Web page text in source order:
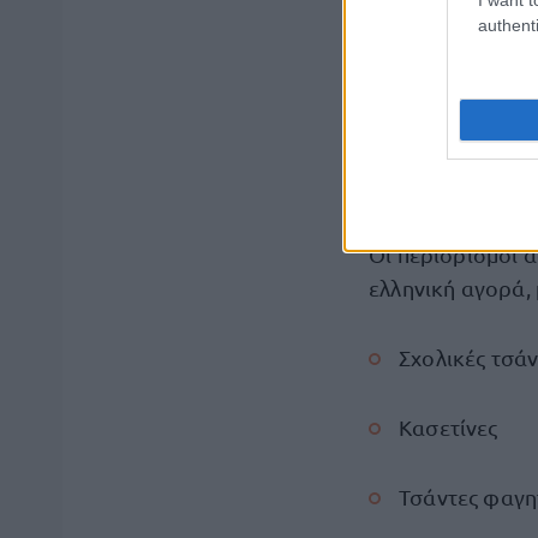
προϊόντων και
Ποια
Οι περιορισμοί
ελληνική
Σχολικές
Κασετίνες
Τσάντες